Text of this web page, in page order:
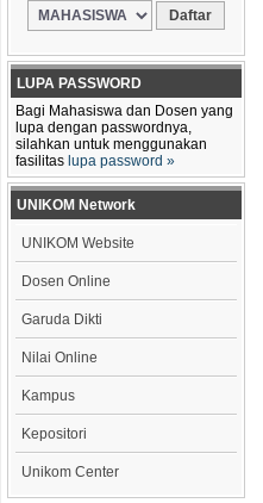
LUPA PASSWORD
Bagi Mahasiswa dan Dosen yang
lupa dengan passwordnya,
silahkan untuk menggunakan
fasilitas lupa password »
UNIKOM Network
UNIKOM Website
Dosen Online
Garuda Dikti
Nilai Online
Kampus
Kepositori
Unikom Center